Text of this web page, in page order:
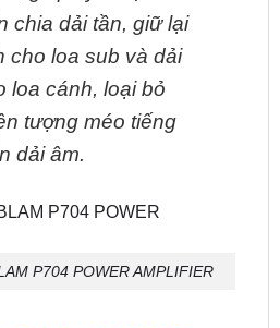
chia dải tần, giữ lại
cho loa sub và dải
loa cánh, loại bỏ
tượng méo tiếng
dải âm.
P704 POWER AMPLIFIER